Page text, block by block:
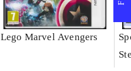
Lego Marvel Avengers